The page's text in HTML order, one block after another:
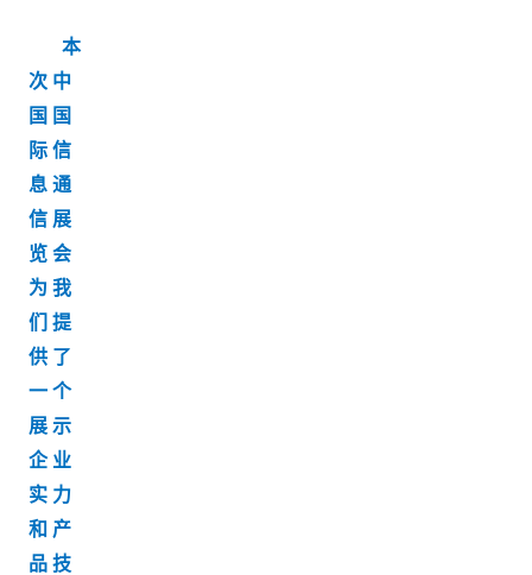
本
次中
国国
际信
息通
信展
览会
为我
们提
供了
一个
展示
企业
实力
和产
品技